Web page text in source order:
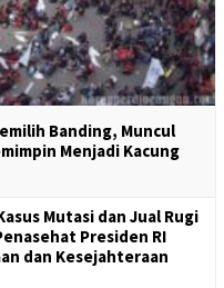
Banding, Muncul
Menjadi Kacung
Mutasi dan Jual Rugi
Presiden RI
dan Kesejahteraan